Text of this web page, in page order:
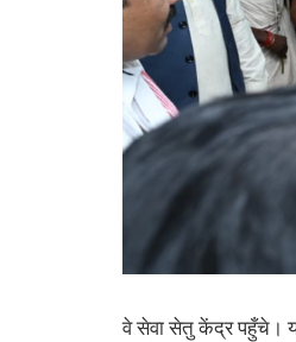
वे सेवा सेतु केंद्र पहुँचे।